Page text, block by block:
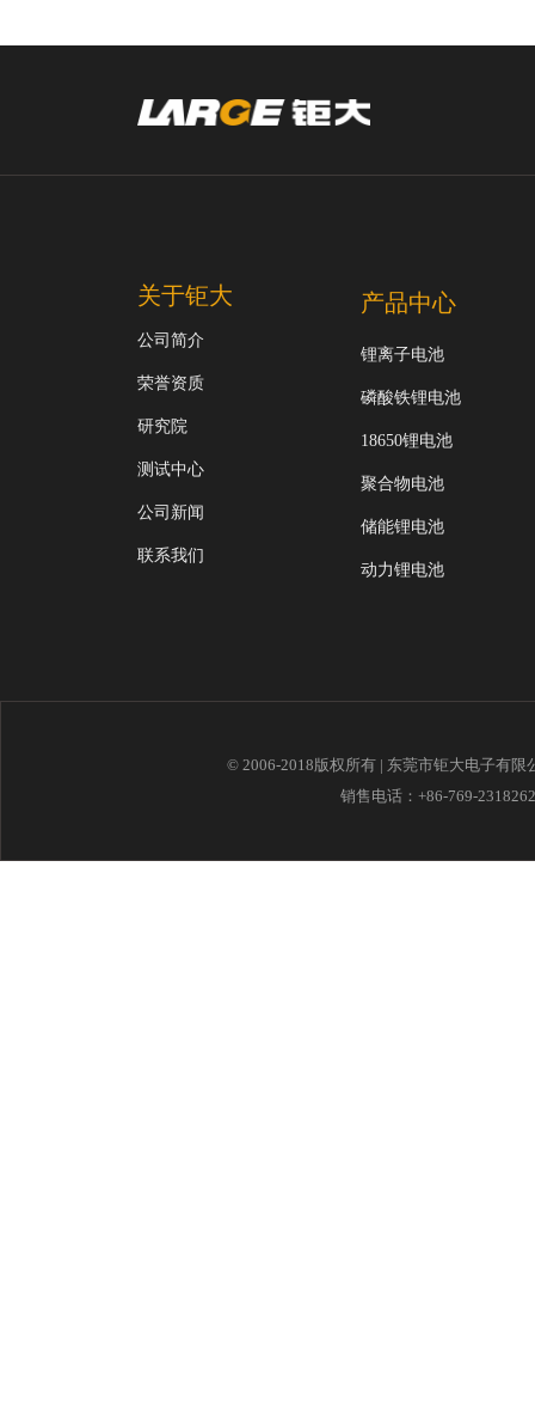
关于钜大
公司简介
荣誉资质
研究院
测试中心
公司新闻
联系我们
产品中心
锂离子电池
磷酸铁锂电池
18650锂电池
聚合物电池
储能锂电池
动力锂电池
© 2006-2018版权所有 | 东莞市钜大电子有
销售电话：+86-769-